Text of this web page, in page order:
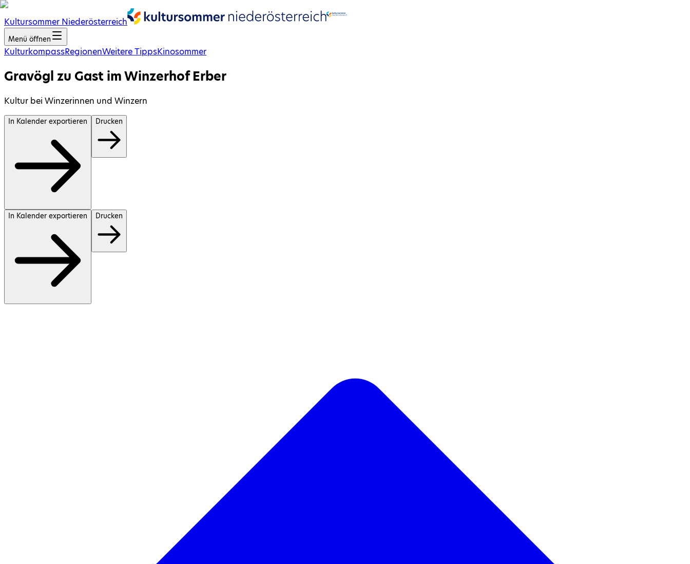
Kultursommer Niederösterreich
Menü öffnen
KulturkompassRegionenWeitere TippsKinosommer
Gravögl zu Gast im Winzerhof Erber
Kultur bei Winzerinnen und Winzern
In Kalender exportieren Drucken
In Kalender exportieren Drucken